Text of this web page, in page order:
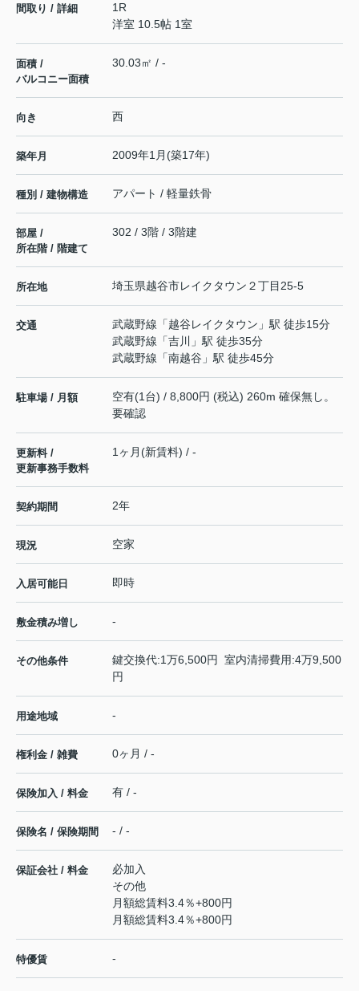
間取り / 詳細
1R
洋室 10.5帖 1室
面積 /
バルコニー面積
30.03㎡ / -
向き 西
築年月 2009年1月(築17年)
種別 / 建物構造 アパート / 軽量鉄骨
部屋 /
所在階 / 階建て
302 / 3階 / 3階建
所在地 埼玉県越谷市レイクタウン ２丁目25-5
交通 武蔵野線 「越谷レイクタウン 」駅 徒歩15分
武蔵野線 「吉川
」駅 徒歩35分
武蔵野線 「南越谷 」駅 徒歩45分
駐車場 / 月額
空有(1台) / 8,800円 (税込) 260m 確保無し。
要確認
更新料 /
更新事務手数料
1ヶ月(新賃料) / -
契約期間 2年
現況 空家
入居可能日 即時
敷金積み増し -
その他条件
鍵交換代:1万6,500円 室内清掃費用:4万9,500
円
用途地域 -
権利金 / 雑費 0ヶ月 / -
保険加入 / 料金 有 / -
保険名 / 保険期間 - / -
保証会社 / 料金
必加入
その他
月額総賃料3.4％+800円
月額総賃料3.4％+800円
特優賃 -